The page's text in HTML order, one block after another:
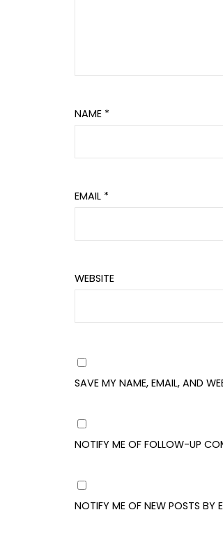
NAME *
EMAIL *
WEBSITE
SAVE MY NAME, EMAIL, AND
NOTIFY ME OF FOLLOW-UP
NOTIFY ME OF NEW POSTS BY